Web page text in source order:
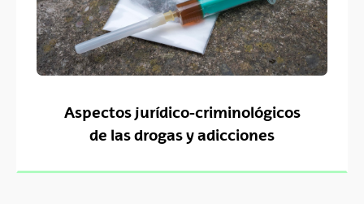
Aspectos jurídico-criminológicos
de las drogas y adicciones